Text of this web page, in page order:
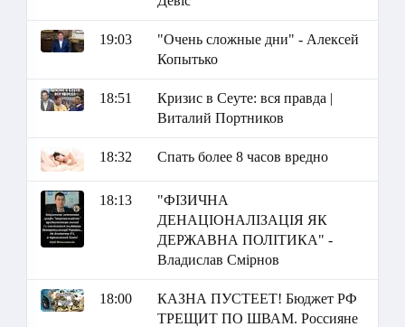
19:03
"Очень сложные дни" - Алексей
Копытько
18:51
Кризис в Сеуте: вся правда |
Виталий Портников
18:32 Спать более 8 часов вредно
18:13
"ФІЗИЧНА
ДЕНАЦІОНАЛІЗАЦІЯ ЯК
ДЕРЖАВНА ПОЛІТИКА" -
Владислав Смірнов
18:00
КАЗНА ПУСТЕЕТ! Бюджет РФ
ТРЕЩИТ ПО ШВАМ. Россияне